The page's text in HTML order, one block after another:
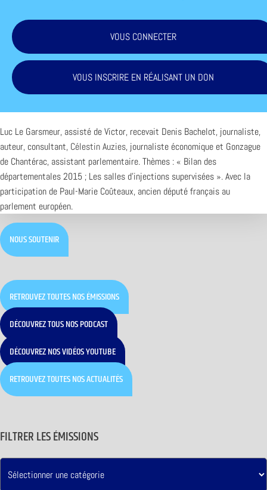
VOUS CONNECTER
VOUS INSCRIRE EN RÉALISANT UN DON
Luc Le Garsmeur, assisté de Victor, recevait Denis Bachelot, journaliste,
auteur, consultant, Célestin Auzies, journaliste économique et Gonzague
de Chantérac, assistant parlementaire. Thèmes : « Bilan des
départementales 2015 ; Les salles d’injections supervisées ». Avec la
participation de Paul-Marie Coûteaux, ancien député français au
parlement européen.
NOUS SOUTENIR
RETROUVEZ TOUTES NOS ÉMISSIONS
DÉCOUVREZ TOUS NOS PODCAST
DÉCOUVREZ NOS VIDÉOS YOUTUBE
RETROUVEZ TOUTES NOS ACTUALITÉS
FILTRER LES ÉMISSIONS